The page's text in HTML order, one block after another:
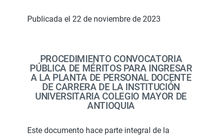
Publicada el 22 de noviembre de 2023
PROCEDIMIENTO CONVOCATORIA
PÚBLICA DE MÉRITOS PARA INGRESAR
A LA PLANTA DE PERSONAL DOCENTE
DE CARRERA DE LA INSTITUCIÓN
UNIVERSITARIA COLEGIO MAYOR DE
ANTIOQUIA
Este documento hace parte integral de la